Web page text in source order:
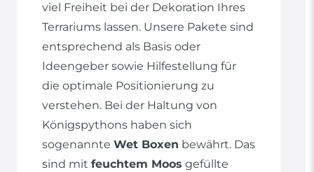
viel Freiheit bei der Dekoration Ihres
Terrariums lassen. Unsere Pakete sind
entsprechend als Basis oder
Ideengeber sowie Hilfestellung für
die optimale Positionierung zu
verstehen. Bei der Haltung von
Königspythons haben sich
sogenannte Wet Boxen bewährt. Das
sind mit feuchtem Moos gefüllte